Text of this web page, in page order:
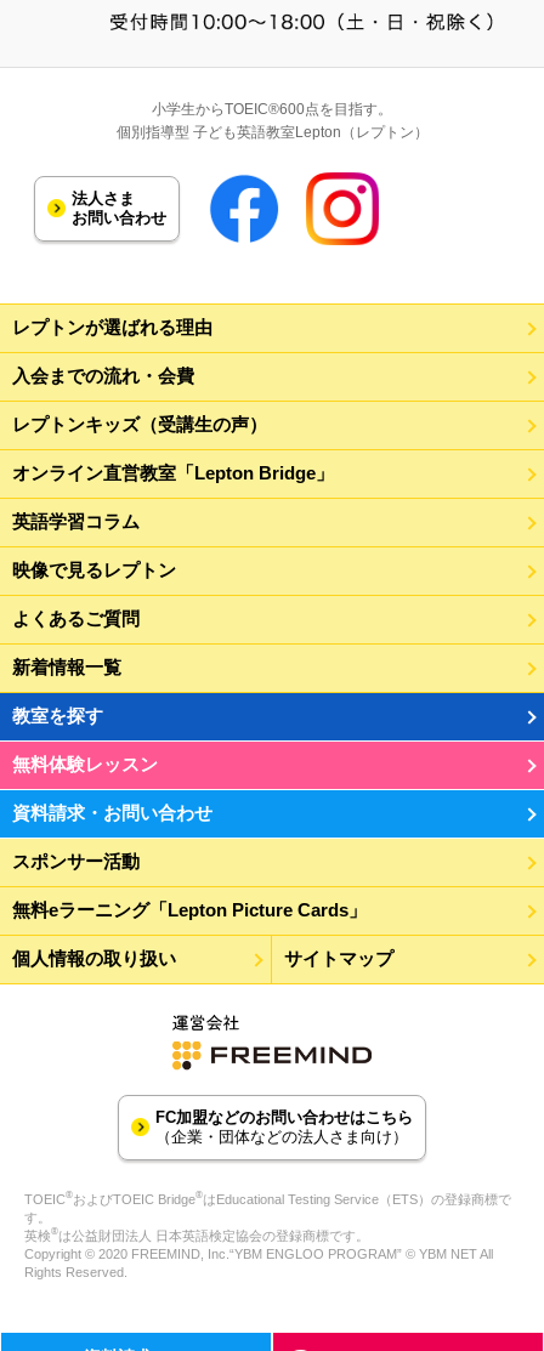
小学生からTOEIC®600点を目指す。
個別指導型 子ども英語教室Lepton（レプトン）
法人さま
お問い合わせ
レプトンが選ばれる理由
入会までの流れ・会費
レプトンキッズ（受講生の声）
オンライン直営教室「Lepton Bridge」
英語学習コラム
映像で見るレプトン
よくあるご質問
新着情報一覧
教室を探す
無料体験レッスン
資料請求・お問い合わせ
スポンサー活動
無料eラーニング「Lepton Picture Cards」
個人情報の取り扱い サイトマップ
FC加盟などのお問い合わせはこちら
（企業・団体などの法人さま向け）
TOEIC®およびTOEIC Bridge®はEducational Testing Service（ETS）の登録商標で
す。
英検®は公益財団法人 日本英語検定協会の登録商標です。
Copyright © 2020 FREEMIND, Inc.“YBM ENGLOO PROGRAM” © YBM NET All
Rights Reserved.